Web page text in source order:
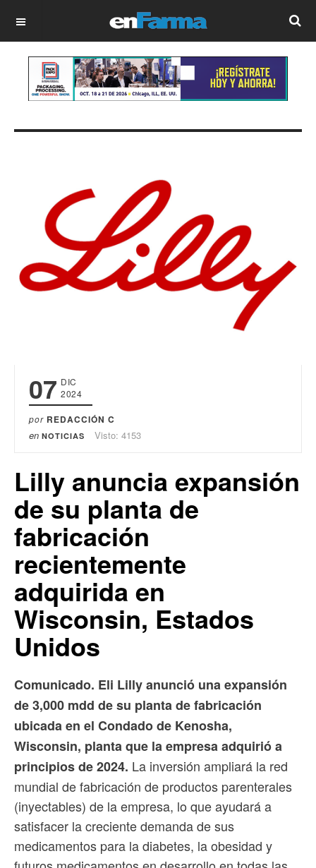
OFF CANVAS
07 DIC
2024
por REDACCIÓN C
en NOTICIAS Visto: 4153
Lilly anuncia expansión
de su planta de
fabricación
recientemente
adquirida en
Wisconsin, Estados
Unidos
Comunicado. Eli Lilly anunció una expansión
de 3,000 mdd de su planta de fabricación
ubicada en el Condado de Kenosha,
Wisconsin, planta que la empresa adquirió a
principios de 2024. La inversión ampliará la red
mundial de fabricación de productos parenterales
(inyectables) de la empresa, lo que ayudará a
satisfacer la creciente demanda de sus
medicamentos para la diabetes, la obesidad y